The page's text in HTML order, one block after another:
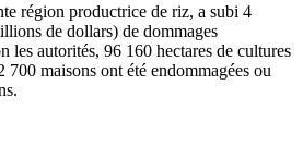
région productrice de riz, a subi 4
de dollars) de dommages
les autorités, 96 160 hectares de cultures
700 maisons ont été endommagées ou